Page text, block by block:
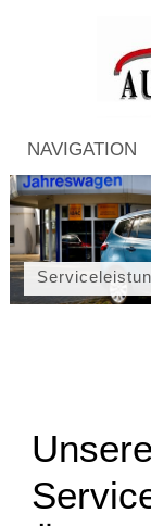
NAVIGATION
Unsere